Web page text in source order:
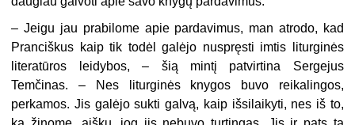
– Jeigu jau prabilome apie pardavimus, man atrodo, kad
Pranciškus kaip tik todėl galėjo nuspręsti imtis liturginės
literatūros leidybos, – šią mintį patvirtina Sergejus
Temčinas. – Nes liturginės knygos buvo reikalingos,
perkamos. Jis galėjo sukti galvą, kaip išsilaikyti, nes iš to,